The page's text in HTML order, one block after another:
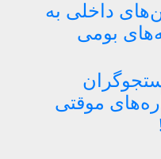
داخلی به
بومی
جستجوگران
موقتی